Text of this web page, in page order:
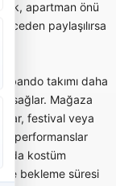
apartman önü
paylaşılırsa
bando takımı daha
sağlar. Mağaza
fuar, festival veya
performanslar
kostüm
ve bekleme süresi